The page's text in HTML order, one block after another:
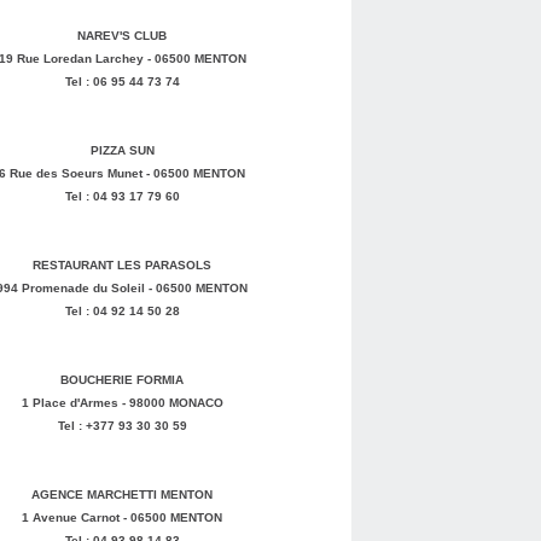
NAREV'S CLUB
Rue Loredan Larchey - 06500 MENTON
Tel : 06 95 44 73 74
PIZZA SUN
6 Rue des Soeurs Munet - 06500 MENTON
Tel : 04 93 17 79 60
RESTAURANT LES PARASOLS
Promenade du Soleil - 06500 MENTON
Tel : 04 92 14 50 28
BOUCHERIE FORMIA
1 Place d'Armes - 98000 MONACO
Tel : +377 93 30 30 59
AGENCE MARCHETTI MENTON
1 Avenue Carnot - 06500 MENTON